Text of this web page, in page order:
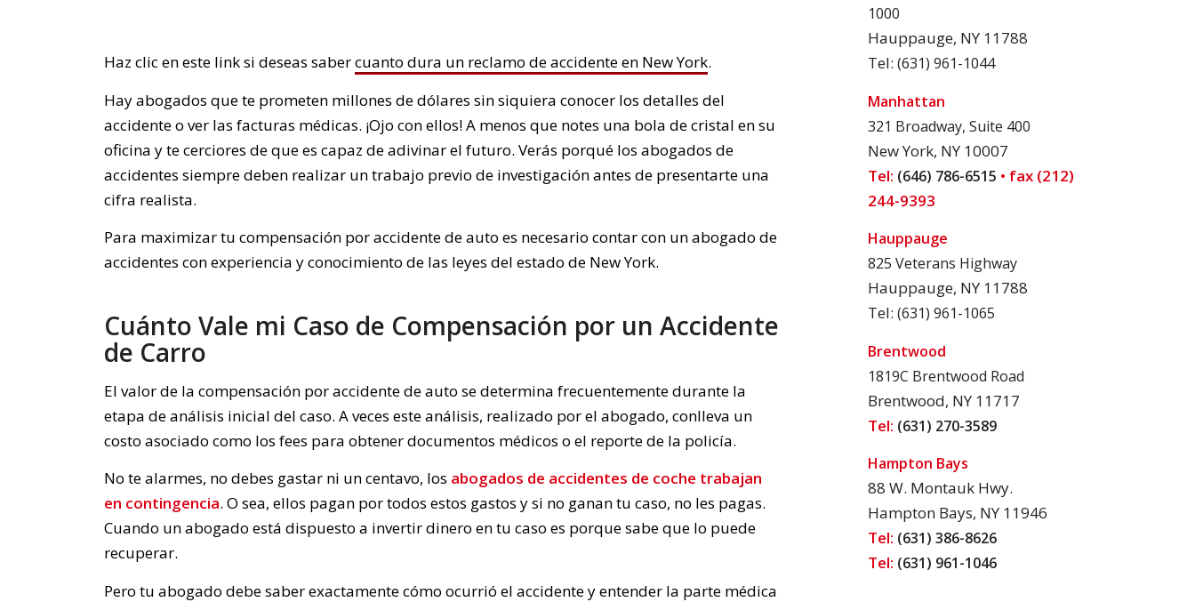
Haz clic en este link si deseas sabercuanto dura un reclamo de accidente en New York.
Hay abogados que te prometen millones de dólares sin siquiera conocer los detalles del
accidente o ver las facturas médicas. ¡Ojo con ellos! A menos que notes una bola de cristal en su
oficina y te cerciores de que es capaz de adivinar el futuro. Verás porqué los abogados de
accidentes siempre deben realizar un trabajo previo de investigación antes de presentarte una
cifra realista.
Para maximizar tu compensación por accidente de auto es necesario contar con un abogado de
accidentes con experiencia y conocimiento de las leyes del estado de New York.
Cuánto Vale mi Caso de Compensación por un Accidente
de Carro
El valor de la compensación por accidente de auto se determina frecuentemente durante la
etapa de análisis inicial del caso. A veces este análisis, realizado por el abogado, conlleva un
costo asociado como los fees para obtener documentos médicos o el reporte de la policía.
No te alarmes, no debes gastar ni un centavo, los abogados de accidentes de coche trabajan
en contingencia. O sea, ellos pagan por todos estos gastos y si no ganan tu caso, no les pagas.
Cuando un abogado está dispuesto a invertir dinero en tu caso es porque sabe que lo puede
recuperar.
Pero tu abogado debe saber exactamente cómo ocurrió el accidente y entender la parte médica
1000
Hauppauge, NY 11788
Tel:(631) 961-1044
Manhattan
321 Broadway, Suite 400
New York, NY 10007
Tel: (646) 786-6515 • fax (212)
244-9393
Hauppauge
825 Veterans Highway
Hauppauge, NY 11788
Tel:(631) 961-1065
Brentwood
1819C Brentwood Road
Brentwood, NY 11717
Tel: (631) 270-3589
Hampton Bays
88 W. Montauk Hwy.
Hampton Bays, NY 11946
Tel: (631) 386-8626
Tel: (631) 961-1046